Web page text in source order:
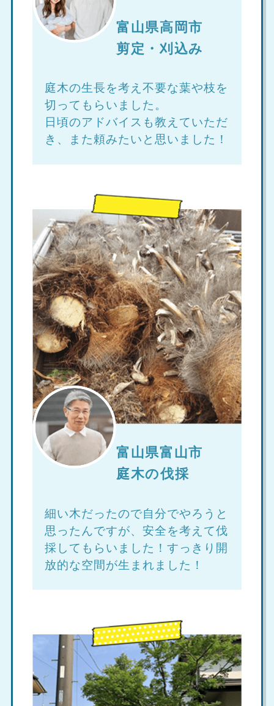
富山県高岡市
剪定・刈込み
庭木の生長を考え不要な葉や枝を
切ってもらいました。
日頃のアドバイスも教えていただ
き、また頼みたいと思いました！
富山県富山市
庭木の伐採
細い木だったので自分でやろうと
思ったんですが、安全を考えて伐
採してもらいました！すっきり開
放的な空間が生まれました！